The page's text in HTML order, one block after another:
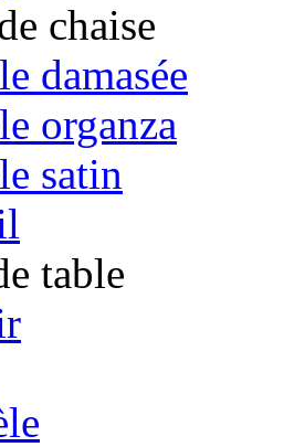
chaise
damasée
organza
satin
table